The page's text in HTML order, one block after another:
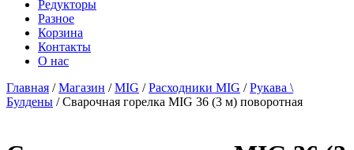
Редукторы
Разное
Корзина
Контакты
О нас
Главная /Магазин /MIG /Расходники MIG /Рукава \
Булдены / Сварочная горелка MIG 36 (3 м) поворотная